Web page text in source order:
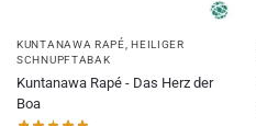
KUNTANAWA RAPÉ ,HEILIGER
SCHNUPFTABAK
Kuntanawa Rapé - Das Herz der
Boa